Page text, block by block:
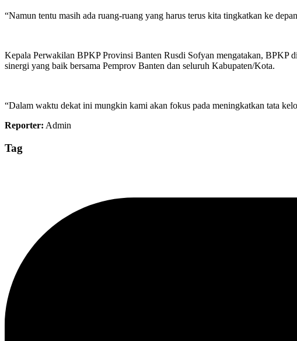
“Namun tentu masih ada ruang-ruang yang harus terus kita tingkatkan ke
Kepala Perwakilan BPKP Provinsi Banten Rusdi Sofyan mengatakan, BPKP
sinergi yang baik bersama Pemprov Banten dan seluruh Kabupaten/Kota.
“Dalam waktu dekat ini mungkin kami akan fokus pada meningkatkan tata
Reporter: Admin
Tag